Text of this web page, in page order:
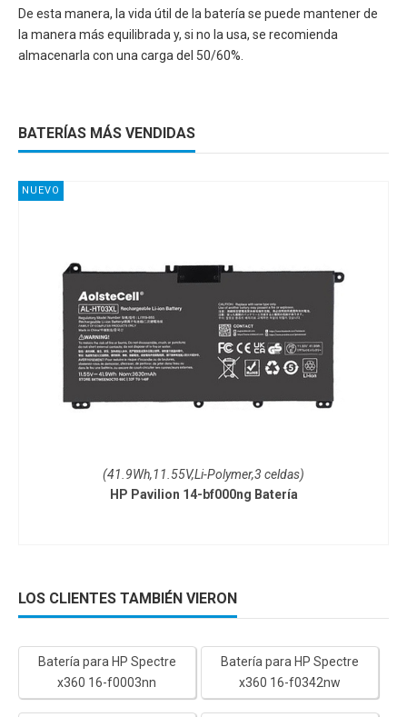
De esta manera, la vida útil de la batería se puede mantener de
la manera más equilibrada y, si no la usa, se recomienda
almacenarla con una carga del 50/60%.
BATERÍAS MÁS VENDIDAS
NUEVO
(41.9Wh,11.55V,Li-Polymer,3 celdas)
HP Pavilion 14-bf000ng Batería
LOS CLIENTES TAMBIÉN VIERON
Batería para HP Spectre
x360 16-f0003nn
Batería para HP Spectre
x360 16-f0342nw